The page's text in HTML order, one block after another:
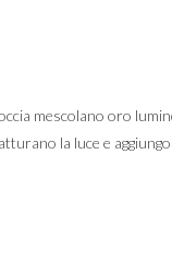
mescolano oro
la luce e